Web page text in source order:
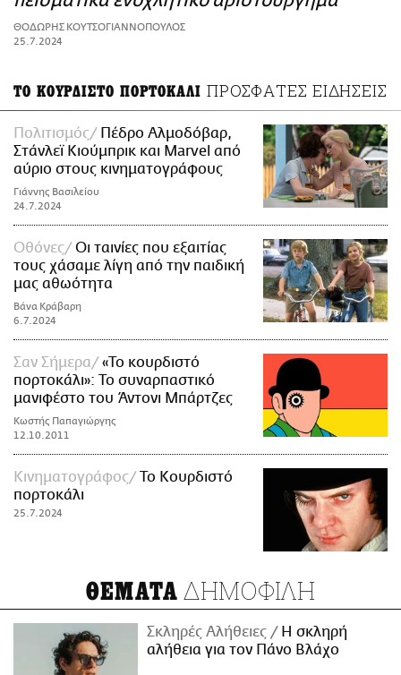
ΑΜΠΑ
PRINT
ΘΟΔΩΡΗΣ ΚΟΥΤΣΟΓΙΑΝΝΟΠΟΥΛΟΣ
25.7.2024
ΤΟ ΚΟΥΡΔΙΣΤΟ ΠΟΡΤΟΚΑΛΙ ΠΡΟΣΦΑΤΕΣ ΕΙΔΗΣΕΙΣ
Πολιτισμός
Πέδρο Αλμοδόβαρ,
Στάνλεϊ Κιούμπρικ και Marvel από
αύριο στους κινηματογράφους
Γιάννης Βασιλείου
24.7.2024
Οθόνες
Οι ταινίες που εξαιτίας
τους χάσαμε λίγη από την παιδική
μας αθωότητα
Βάνα Κράβαρη
6.7.2024
Σαν Σήμερα
«Το κουρδιστό
πορτοκάλι»: Το συναρπαστικό
μανιφέστο του Άντονι Μπάρτζες
Κωστής Παπαγιώργης
12.10.2011
Κινηματογράφος Το Κουρδιστό
πορτοκάλι
25.7.2024
ΘΕΜΑΤΑ ΔΗΜΟΦΙΛΗ
Σκληρές Αλήθειες
H σκληρή
αλήθεια για τον Πάνο Βλάχο